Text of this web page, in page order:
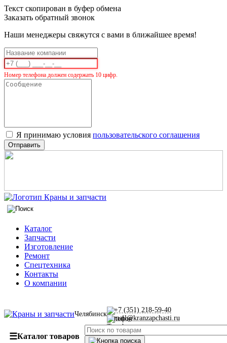
Текст скопирован в буфер обмена
Заказать обратный звонок
Наши менеджеры свяжутся с вами в ближайшее время!
Номер телефона должен содержать 10 цифр.
Я принимаю условия пользовательского соглашения
Отправить
Каталог
Запчасти
Изготовление
Ремонт
Спецтехника
Контакты
О компании
Челябинск
+7 (351) 218-59-40
mail@kranzapchasti.ru
☰Каталог товаров